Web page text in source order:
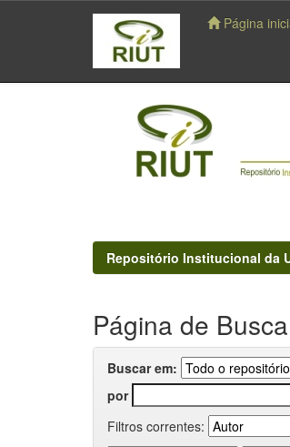
navigation
Página
Repositório Institucional da
Página de Busca
Buscar em:
por
Filtros correntes: